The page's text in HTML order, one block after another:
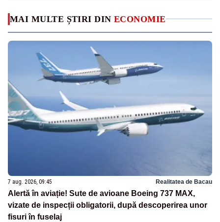
MAI MULTE ȘTIRI DIN ECONOMIE
7 aug. 2026, 09:45 Realitatea de Bacau
Alertă în aviație! Sute de avioane Boeing 737 MAX,
vizate de inspecții obligatorii, după descoperirea unor
fisuri în fuselaj